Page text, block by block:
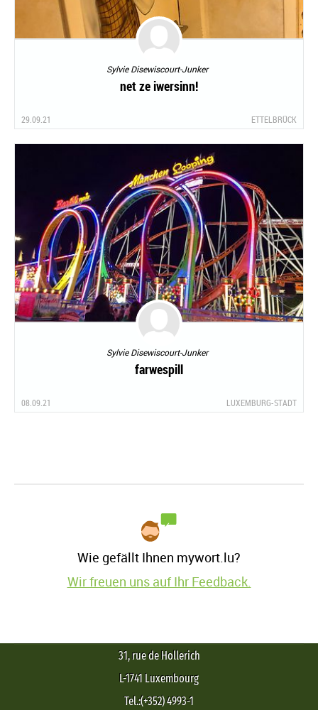
Sylvie Disewiscourt-Junker
net ze iwersinn!
29.09.21 ETTELBRÜCK
Sylvie Disewiscourt-Junker
farwespill
08.09.21 LUXEMBURG-STADT
Wie gefällt Ihnen mywort.lu?
Wir freuen uns auf Ihr Feedback.
31, rue de Hollerich
L-1741 Luxembourg
Tel.:(+352) 4993-1